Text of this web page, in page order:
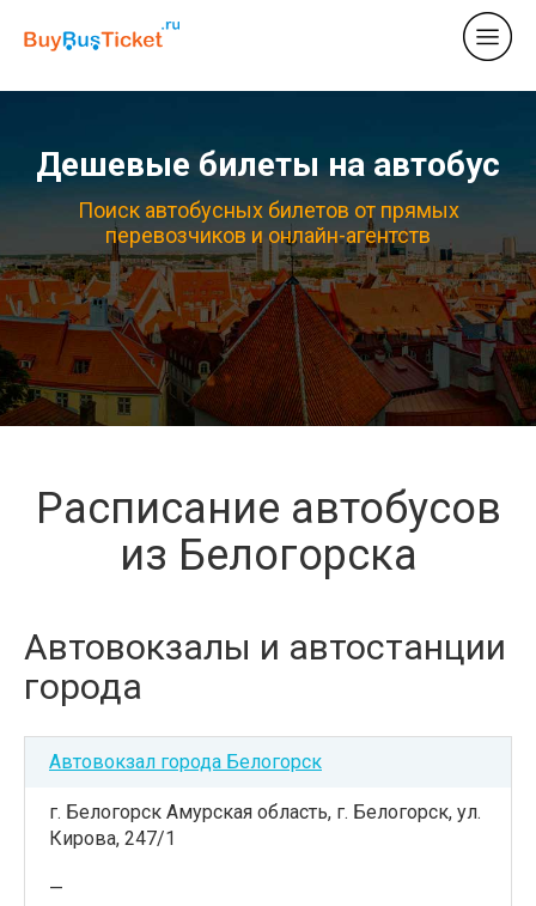
Дешевые билеты на автобус
Поиск автобусных билетов от прямых
перевозчиков и онлайн-агентств
Расписание автобусов
из Белогорска
Автовокзалы и автостанции
города
Автовокзал города Белогорск
г. Белогорск Амурская область, г. Белогорск, ул.
Кирова, 247/1
—